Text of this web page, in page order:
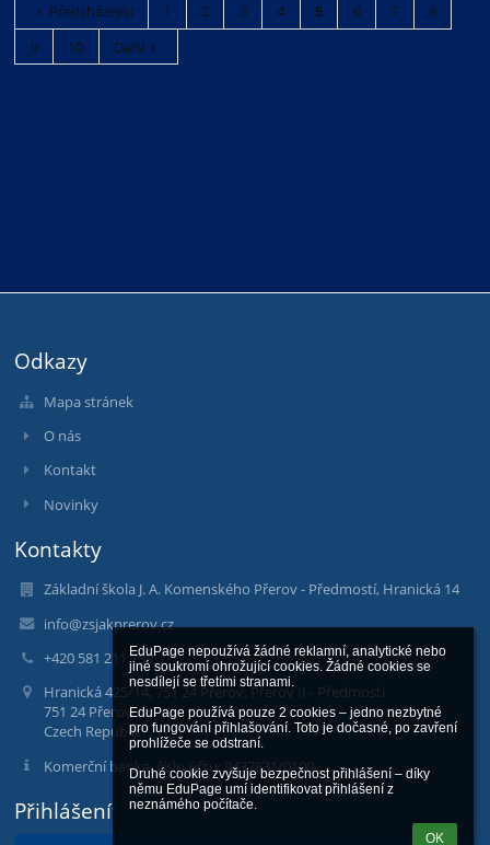
EduPage nepoužívá žádné reklamní, analytické nebo
jiné soukromí ohrožující cookies. Žádné cookies se
nesdílejí se třetími stranami.
EduPage používá pouze 2 cookies – jedno nezbytné
pro fungování přihlašování. Toto je dočasné, po zavření
prohlížeče se odstraní.
Druhé cookie zvyšuje bezpečnost přihlášení – díky
němu EduPage umí identifikovat přihlášení z
neznámého počítače.
OK
Předcházející 1 2 3 4 5 6 7
8
9
10 Další
Odkazy
Mapa stránek
O nás
Kontakt
Novinky
Kontakty
Základní škola J. A. Komenského Přerov - Předmostí, Hranická 14
info@zsjakprerov.cz
+420 581 211 739
Hranická 425/14, 751 24 Přerov, Přerov II - Předmostí
751 24 Přerov
Czech Republic
Komerční banka, číslo účtu: 9437831/0100
Přihlášení